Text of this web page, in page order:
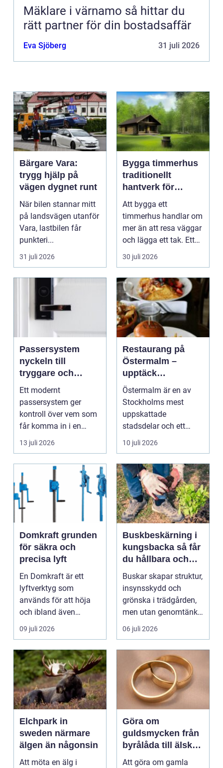
Mäklare i värnamo så hittar du
rätt partner för din bostadsaffär
Eva Sjöberg 31 juli 2026
Bärgare Vara:
trygg hjälp på
vägen dygnet runt
När bilen stannar mitt
på landsvägen utanför
Vara, lastbilen får
punkteri...
31 juli 2026
Bygga timmerhus
traditionellt
hantverk för
moderna behov
Att bygga ett
timmerhus handlar om
mer än att resa väggar
och lägga ett tak. Ett
timmerhus är ett lå...
30 juli 2026
Passersystem
nyckeln till
tryggare och
smidigare tillträde
Ett modernt
passersystem ger
kontroll över vem som
får komma in i en
byggnad, när de får
komma in oc...
13 juli 2026
Restaurang på
Östermalm –
upptäck
matupplevelser i
en av Stockholms
mest attraktiva
stadsdelar
Östermalm är en av
Stockholms mest
uppskattade
stadsdelar och ett
självklart val f&ou...
10 juli 2026
Domkraft grunden
för säkra och
precisa lyft
En Domkraft är ett
lyftverktyg som
används för att höja
och ibland även
positionera tunga
objekt, so...
09 juli 2026
Buskbeskärning i
kungsbacka så får
du hållbara och
vackra buskar året
runt
Buskar skapar struktur,
insynsskydd och
grönska i trädgården,
men utan genomtänkt
beskärning blir de...
06 juli 2026
Elchpark in
sweden närmare
älgen än någonsin
Att möta en älg i
Göra om
guldsmycken från
byrålåda till älskad
favorit
Att göra om gamla